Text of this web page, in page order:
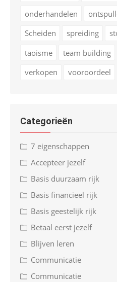
onderhandelen
Scheiden
spreiding
taoisme
team building
verkopen
vooroordeel
Categorieën
7 eigenschappen
Accepteer jezelf
Basis duurzaam rijk
Basis financieel rijk
Basis geestelijk rijk
Betaal eerst jezelf
Blijven leren
Communicatie
Communicatie